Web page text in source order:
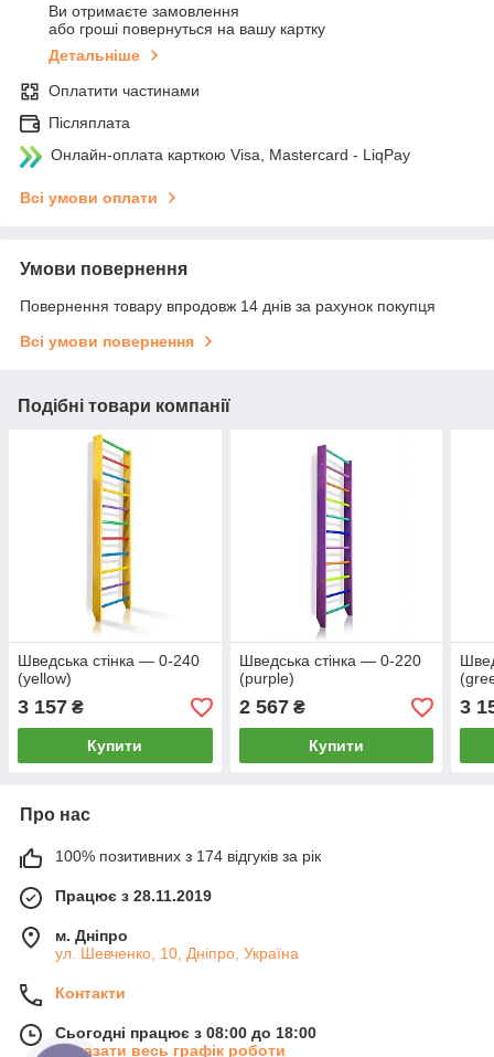
Ви отримаєте замовлення
або гроші повернуться на вашу картку
Детальніше
Оплатити частинами
Післяплата
Онлайн-оплата карткою Visa, Mastercard - LiqPay
Всі умови оплати
Умови повернення
Повернення товару впродовж 14 днів за рахунок покупця
Всі умови повернення
Подібні товари компанії
Шведська стінка — 0-240
(yellow)
3 157 ₴
Купити
Шведська стінка — 0-220
(purple)
2 567₴
Купити
3
Про нас
100% позитивних з 174 відгуків за рік
Працює з 28.11.2019
м. Дніпро
ул. Шевченко, 10, Дніпро, Україна
Контакти
Сьогодні працює з 08:00 до 18:00
Показати весь графік роботи